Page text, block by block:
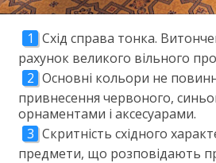
Схід справа тонка.
рахунок великого вільного
Основні кольори не
привнесення червоного,
орнаментами і аксесуарами.
Скритність східного
предмети, що розповідають